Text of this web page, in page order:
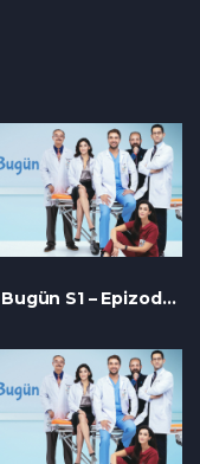
Hayat Bugün S1 – Epizoda 02